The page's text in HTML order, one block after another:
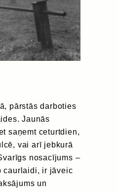
pārstās darboties
Jaunās
saņemt ceturtdien,
vai arī jebkurā
nosacījums –
caurlaidi, ir jāveic
un